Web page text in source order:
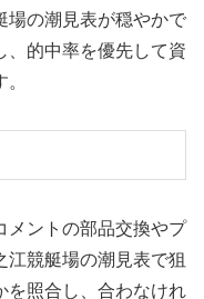
場の潮見表が穏やかで
、的中率を優先して資
メントの部品交換やプ
江競艇場の潮見表で狙
を照合し、合わなけれ